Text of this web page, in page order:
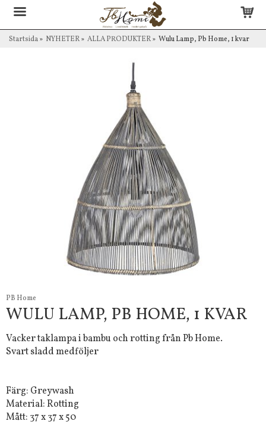
Startsida» NYHETER» ALLA PRODUKTER» Wulu Lamp, Pb Home, 1 kvar
PB Home
WULU LAMP, PB HOME, 1 KVAR
Vacker taklampa i bambu och rotting från Pb Home.
Svart sladd medföljer
Färg: Greywash
Material: Rotting
Mått: 37 x 37 x 50